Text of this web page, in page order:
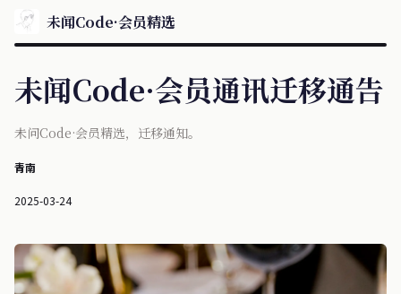
未闻Code·会员精选
未闻Code·会员通讯迁移通告
未问Code·会员精选，迁移通知。
青南
2025-03-24